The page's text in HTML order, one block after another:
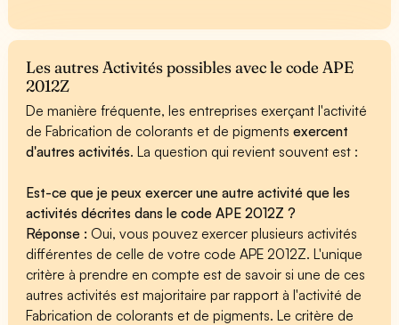
Les autres Activités possibles avec le code APE
2012Z
De manière fréquente, les entreprises exerçant l'activité
de Fabrication de colorants et de pigmentsexercent
d'autres activités. La question qui revient souvent est :
Est-ce que je peux exercer une autre activité que les
activités décrites dans le code APE 2012Z ?
Réponse :Oui, vous pouvez exercer plusieurs activités
différentes de celle de votre code APE 2012Z. L'unique
critère à prendre en compte est de savoir si une de ces
autres activités est majoritaire par rapport à l'activité de
Fabrication de colorants et de pigments. Le critère de